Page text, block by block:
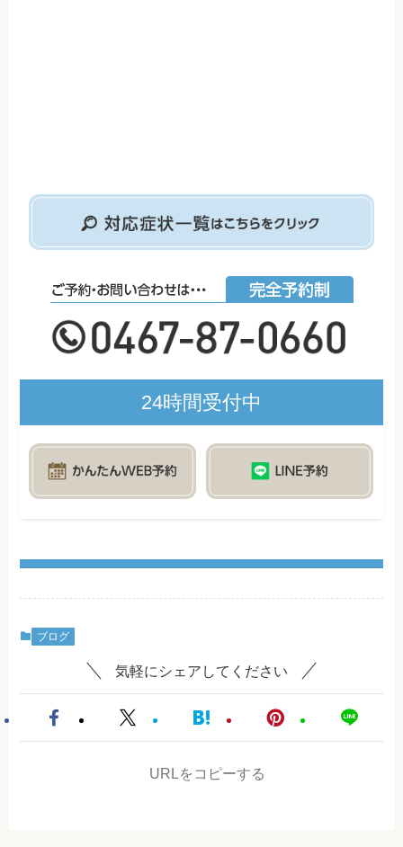
24時間受付中
ブログ
気軽にシェアしてください
URLをコピーする